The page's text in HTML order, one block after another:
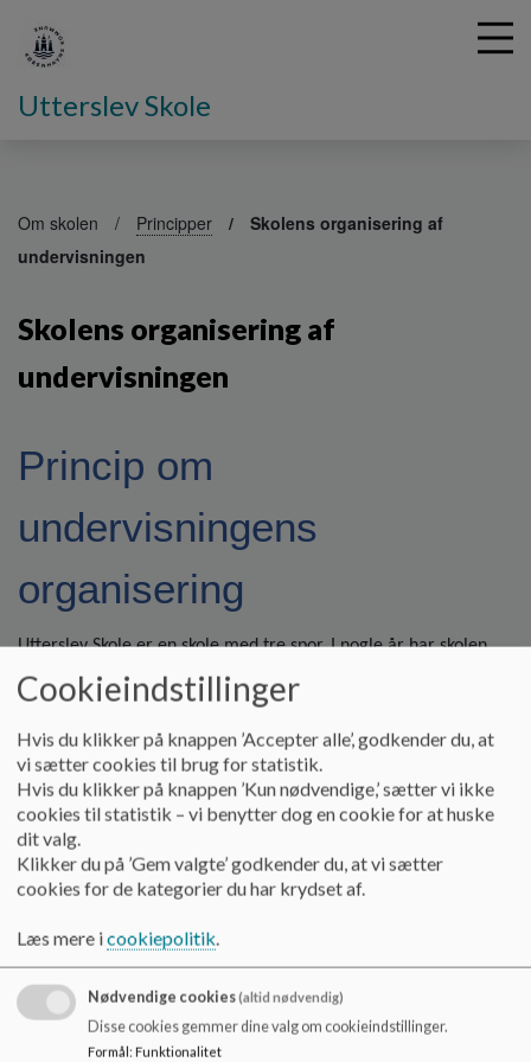
Utterslev Skole
Om skolen Principper
Skolens organisering af
undervisningen
Skolens organisering af
undervisningen
Princip om
undervisningens
organisering
Utterslev Skole er en skole med tre spor. I nogle år har skolen
været nødsaget til at lave 4 spor.
af tydelig struktur og forudsigelighed i forhold til elevens
hverdag og det pædagogiske personales
arbejdstilrettelæggelse. Dette skal fremme en stabilitet og
tryghed omkring eleverne, styrke de fælles normer og regler på
skolen og understøtter et udviklende læringsmiljø. Eleverne skal
med afsæt i undervisningens organiseringen nemt kunne
lærere man samarbejder med og laver tilknytning til og hvilken
læring der skal foregå.
Cookieindstillinger
Hvis du klikker på knappen ’Accepter alle’, godkender du, at
vi sætter cookies til brug for statistik.
Hvis du klikker på knappen ’Kun nødvendige,’ sætter vi ikke
cookies til statistik – vi benytter dog en cookie for at huske
dit valg.
Klikker du på ’Gem valgte’ godkender du, at vi sætter
cookies for de kategorier du har krydset af.
Læs mere icookiepolitik.
Nødvendige cookies(altid nødvendig)
Disse cookies gemmer dine valg om cookieindstillinger.
Formål: Funktionalitet